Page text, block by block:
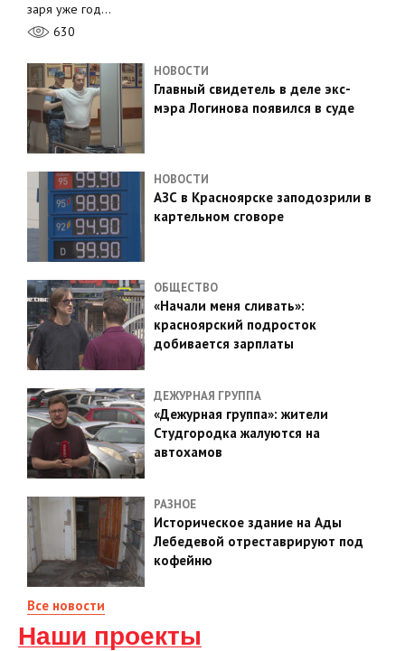
заря уже год…
630
НОВОСТИ
Главный свидетель в деле экс-
мэра Логинова появился в суде
НОВОСТИ
АЗС в Красноярске заподозрили в
картельном сговоре
ОБЩЕСТВО
«Начали меня сливать»:
красноярский подросток
добивается зарплаты
ДЕЖУРНАЯ ГРУППА
«Дежурная группа»: жители
Студгородка жалуются на
автохамов
РАЗНОЕ
Историческое здание на Ады
Лебедевой отреставрируют под
кофейню
Все новости
Наши проекты